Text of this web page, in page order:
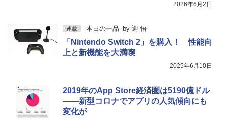
2026年6月2日
連載 本日の一品 by 迎 悟
「Nintendo Switch 2」を購入！ 性能向
上と新機能を大満喫
2025年6月10日
2019年のApp Store経済圏は5190億ドル
――新型コロナでアプリの人気傾向にも
変化が